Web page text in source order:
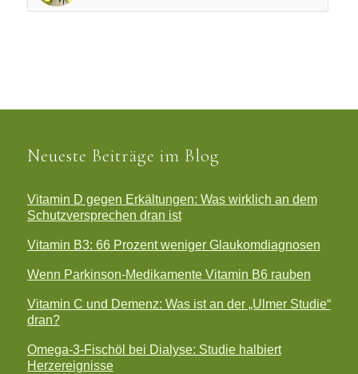
Neueste Beiträge im Blog
Vitamin D gegen Erkältungen: Was wirklich an dem
Schutzversprechen dran ist
Vitamin B3: 66 Prozent weniger Glaukomdiagnosen
Wenn Parkinson-Medikamente Vitamin B6 rauben
Vitamin C und Demenz: Was ist an der „Ulmer Studie“
dran?
Omega-3-Fischöl bei Dialyse: Studie halbiert
Herzereignisse